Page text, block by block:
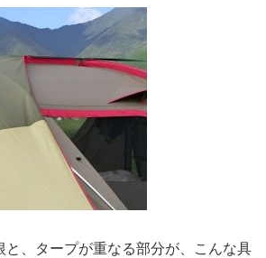
と、タープが重なる部分が、こんな具